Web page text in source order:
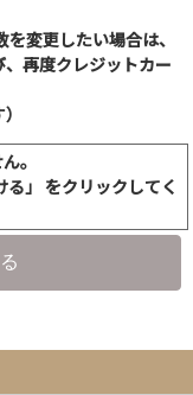
変更したい場合は、
、再度クレジットカー
。
」 をクリックしてく